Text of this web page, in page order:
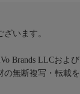
います。
Brands LLCおよ
無断複写・転載を